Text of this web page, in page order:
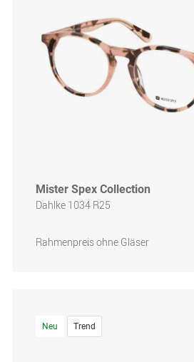
Mister Spex Collection
Dahlke 1034 R25
Rahmenpreis ohne Gläser
Neu Trend